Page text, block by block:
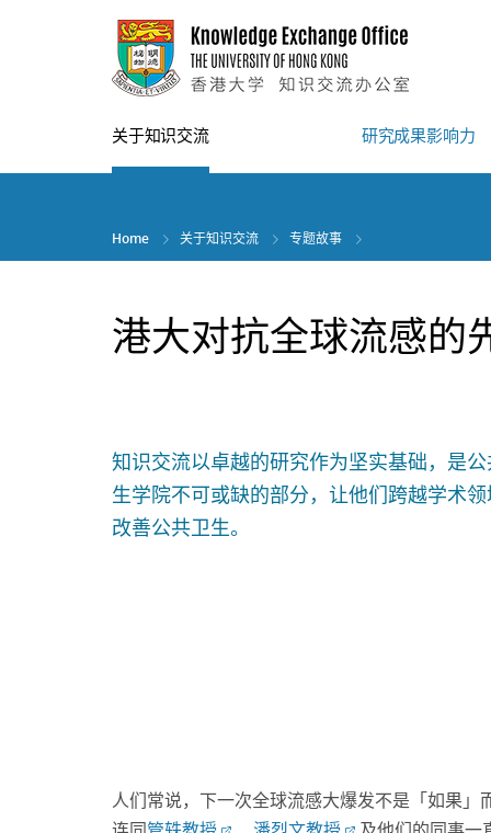
关于知识交流 研究成果影响力
Home 关于知识交流 专题故事
港大对抗全球流感的
知识交流以卓越的研究作为坚实基础，是公
生学院不可或缺的部分，让他们跨越学术领
改善公共卫生。
人们常说，下一次全球流感大爆发不是「如果」